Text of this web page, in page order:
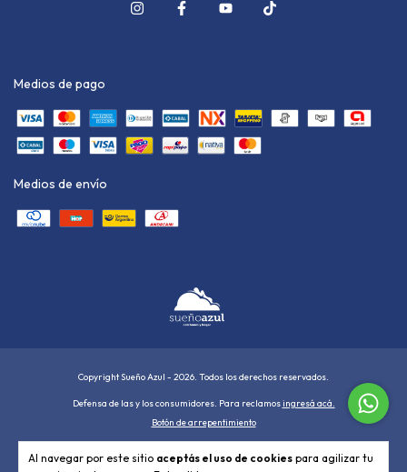
Al navegar por este sitio aceptás el uso de cookies para agilizar tu
Medios de pago
Medios de envío
Copyright Sueño Azul - 2026. Todos los derechos reservados.
Defensa de las y los consumidores. Para reclamosingresá acá.
Botón de arrepentimiento